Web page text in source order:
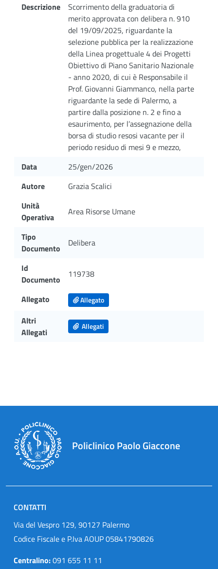
Descrizione
Scorrimento della graduatoria di
merito approvata con delibera n. 910
del 19/09/2025, riguardante la
selezione pubblica per la realizzazione
della Linea progettuale 4 dei Progetti
Obiettivo di Piano Sanitario Nazionale
- anno 2020, di cui è Responsabile il
Prof. Giovanni Giammanco, nella parte
riguardante la sede di Palermo, a
partire dalla posizione n. 2 e fino a
esaurimento, per l’assegnazione della
borsa di studio resosi vacante per il
periodo residuo di mesi 9 e mezzo,
Data
25/gen/2026
Autore
Grazia Scalici
Unità
Operativa
Area Risorse Umane
Tipo
Documento
Delibera
Id
Documento
119738
Allegato Allegato
Altri
Allegati
Allegati
Policlinico Paolo Giaccone
CONTATTI
Via del Vespro 129, 90127 Palermo
Codice Fiscale e P.Iva AOUP 05841790826
Centralino:091 655 11 11